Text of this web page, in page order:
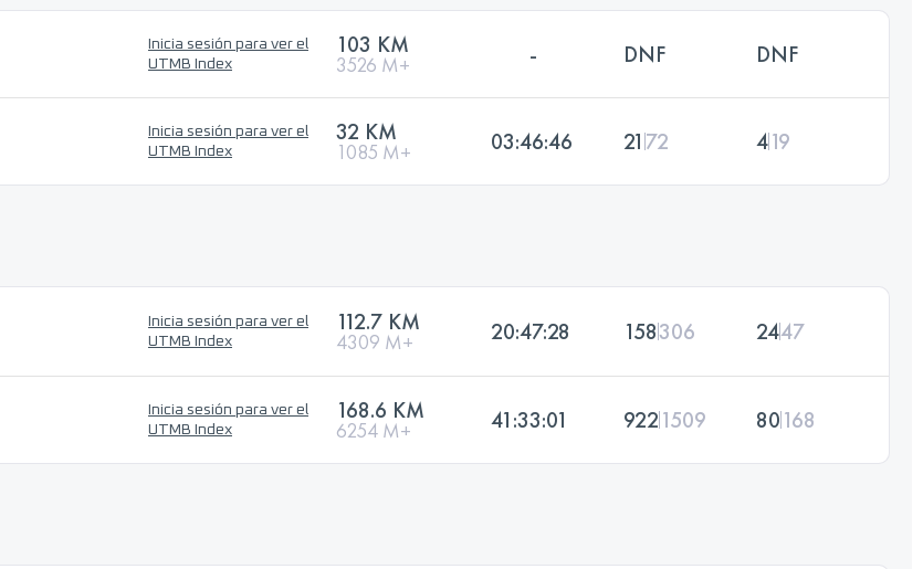
Inicia sesión para ver el
UTMB Index
103 KM
3526 M+ - DNF DNF
Inicia sesión para ver el
UTMB Index
32 KM
1085 M+ 03:46:46 21 72 419
Inicia sesión para ver el
UTMB Index
112.7 KM
4309 M+ 20:47:28 158306 2447
Inicia sesión para ver el
UTMB Index
168.6 KM
6254 M+ 41:33:01 9221509 80168